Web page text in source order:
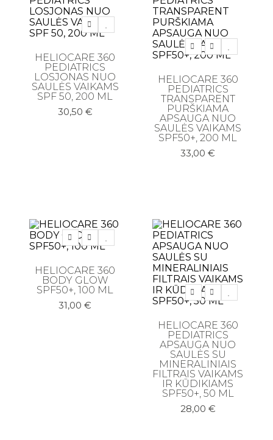
Veido šveitikliai
Veido tonikai
Makiažo priemonės
Akių pieštukai
Antakių pieštukai
Makiažo pagrindai ir maskuokliai
Makiažo pagrindai ir maskuokliai
Makiažo rinkiniai
Makiažo šepetėliai
HELIOCARE 360
PEDIATRICS
LOSJONAS NUO
SAULĖS VAIKAMS
SPF 50, 200 ML
30,50 €
HELIOCARE 360
PEDIATRICS
TRANSPARENT
PURŠKIAMA
APSAUGA NUO
SAULĖS VAIKAMS
SPF50+, 200 ML
33,00€
HELIOCARE 360
BODY GLOW
SPF50+, 100 ML
31,00€
HELIOCARE 360
PEDIATRICS
APSAUGA NUO
SAULĖS SU
MINERALINIAIS
FILTRAIS VAIKAMS
IR KŪDIKIAMS
SPF50+, 50 ML
28,00 €